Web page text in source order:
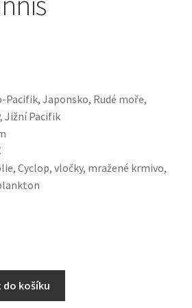
Pacifik, Japonsko, Rudé moře,
Jižní Pacifik
Cyclop, vločky, mražené krmivo,
do košíku